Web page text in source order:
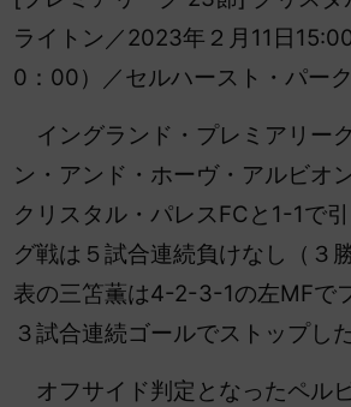
ライトン／2023年２月11日
0：00）／セルハースト・パー
イングランド・プレミアリー
ン・アンド・ホーヴ・アルビオ
クリスタル・パレスFCと1-1で
グ戦は５試合連続負けなし（３
表の三笘薫は4-2-3-1の左MFで
３試合連続ゴールでストップした
オフサイド判定となったペル